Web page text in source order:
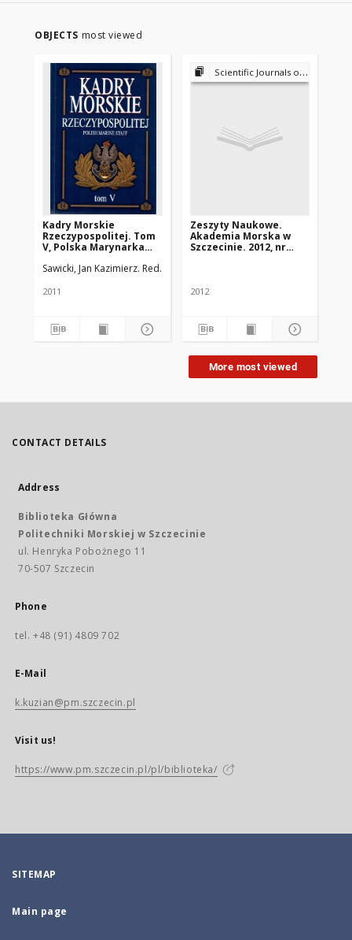
OBJECTS most viewed
Kadry Morskie
Rzeczypospolitej. Tom
V, Polska Marynarka
Dokumentacja
kadrowa oficerów,
Sawicki, Jan Kazimierz. Red.
2011
Scientific Journals of the Maritime University of Szczecin
Zeszyty Naukowe.
Akademia Morska w
Szczecinie. 2012, nr
2012
More most viewed
CONTACT DETAILS
Address
Biblioteka Główna
Politechniki Morskiej w Szczecinie
ul. Henryka Pobożnego 11
70-507 Szczecin
Phone
tel. +48 (91) 4809 702
E-Mail
k.kuzian@pm.szczecin.pl
Visit us!
https://www.pm.szczecin.pl/pl/biblioteka/
SITEMAP
Main page